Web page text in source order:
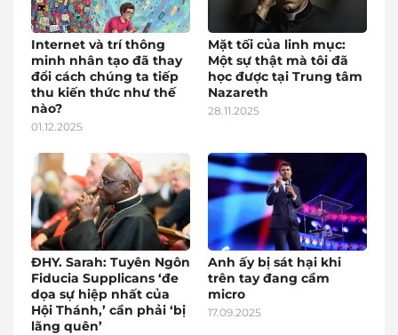
Internet và trí thông
minh nhân tạo đã thay
đổi cách chúng ta tiếp
thu kiến thức như thế
nào?
01.12.2025
Mặt tối của linh mục:
Một sự thật mà tôi đã
học được tại Trung tâm
Nazareth
28.11.2025
ĐHY. Sarah: Tuyên Ngôn
Fiducia Supplicans ‘đe
dọa sự hiệp nhất của
Hội Thánh,’ cần phải ‘bị
lãng quên’
Anh ấy bị sát hại khi
trên tay đang cầm
micro
17.09.2025